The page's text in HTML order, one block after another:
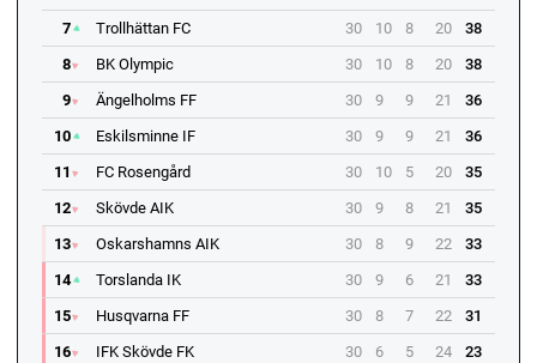
7 Trollhättan FC 30 10 8 20
38
8
BK Olympic 30 10 8 20
38
9
Ängelholms FF 30 9 9 21
36
10
Eskilsminne IF 30 9 9 21
36
11
FC Rosengård 30 10 5 20
35
12
Skövde AIK 30 9 8 21
35
13
Oskarshamns AIK 30 8 9 22
33
14
Torslanda IK 30 9 6 21
33
15
Husqvarna FF 30 8 7 22
31
16
IFK Skövde FK 30 6 5 24 23